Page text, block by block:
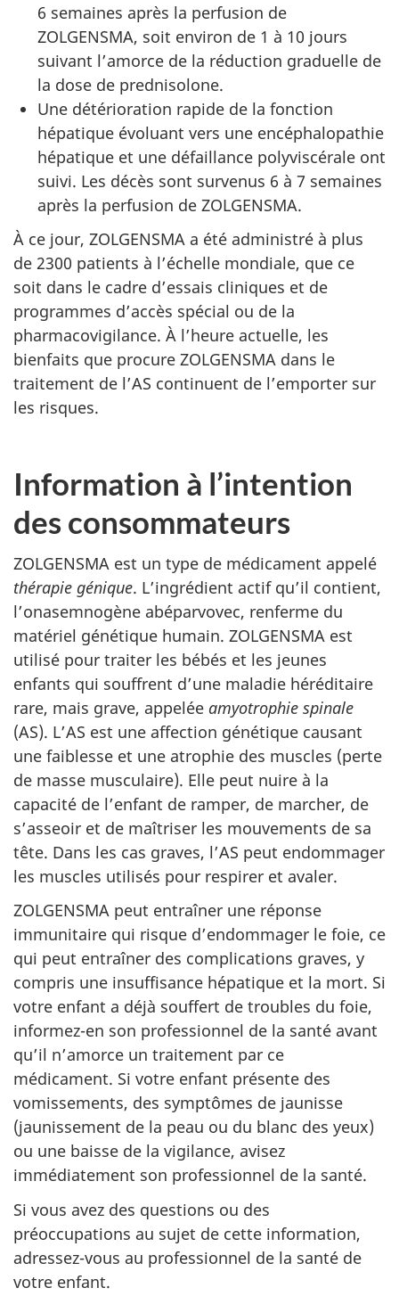
6 semaines après la perfusion de
ZOLGENSMA, soit environ de 1 à 10 jours
suivant l’amorce de la réduction graduelle de
la dose de prednisolone.
Une détérioration rapide de la fonction
hépatique évoluant vers une encéphalopathie
hépatique et une défaillance polyviscérale ont
suivi. Les décès sont survenus 6 à 7 semaines
après la perfusion de ZOLGENSMA.
À ce jour, ZOLGENSMA a été administré à plus
de 2300 patients à l’échelle mondiale, que ce
soit dans le cadre d’essais cliniques et de
programmes d’accès spécial ou de la
pharmacovigilance. À l’heure actuelle, les
bienfaits que procure ZOLGENSMA dans le
traitement de l’AS continuent de l’emporter sur
les risques.
Information à l’intention
des consommateurs
ZOLGENSMA est un type de médicament appelé
thérapie génique. L’ingrédient actif qu’il contient,
l’onasemnogène abéparvovec, renferme du
matériel génétique humain. ZOLGENSMA est
utilisé pour traiter les bébés et les jeunes
enfants qui souffrent d’une maladie héréditaire
rare, mais grave, appelée amyotrophie spinale
(AS). L’AS est une affection génétique causant
une faiblesse et une atrophie des muscles (perte
de masse musculaire). Elle peut nuire à la
capacité de l’enfant de ramper, de marcher, de
s’asseoir et de maîtriser les mouvements de sa
tête. Dans les cas graves, l’AS peut endommager
les muscles utilisés pour respirer et avaler.
ZOLGENSMA peut entraîner une réponse
immunitaire qui risque d’endommager le foie, ce
qui peut entraîner des complications graves, y
compris une insuffisance hépatique et la mort. Si
votre enfant a déjà souffert de troubles du foie,
informez-en son professionnel de la santé avant
qu’il n’amorce un traitement par ce
médicament. Si votre enfant présente des
vomissements, des symptômes de jaunisse
(jaunissement de la peau ou du blanc des yeux)
ou une baisse de la vigilance, avisez
immédiatement son professionnel de la santé.
Si vous avez des questions ou des
préoccupations au sujet de cette information,
adressez-vous au professionnel de la santé de
votre enfant.